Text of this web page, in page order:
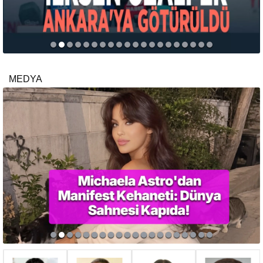
MEDYA